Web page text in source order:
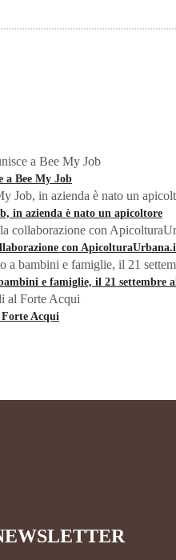
a Bee My Job
in azienda è nato un apicoltore
con
e famiglie, il 21 settembre
Acqui